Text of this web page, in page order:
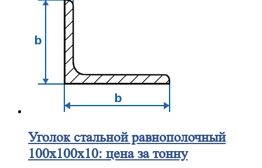
Уголокстальной равнополочный
100х100х10: цена за тонну